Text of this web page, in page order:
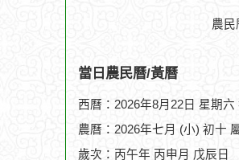
農
當日農民曆/黃曆
西曆：2026年8月22日 星期六
農曆：2026年七月 (小) 初十
歲次：丙午年 丙申月 戊辰日